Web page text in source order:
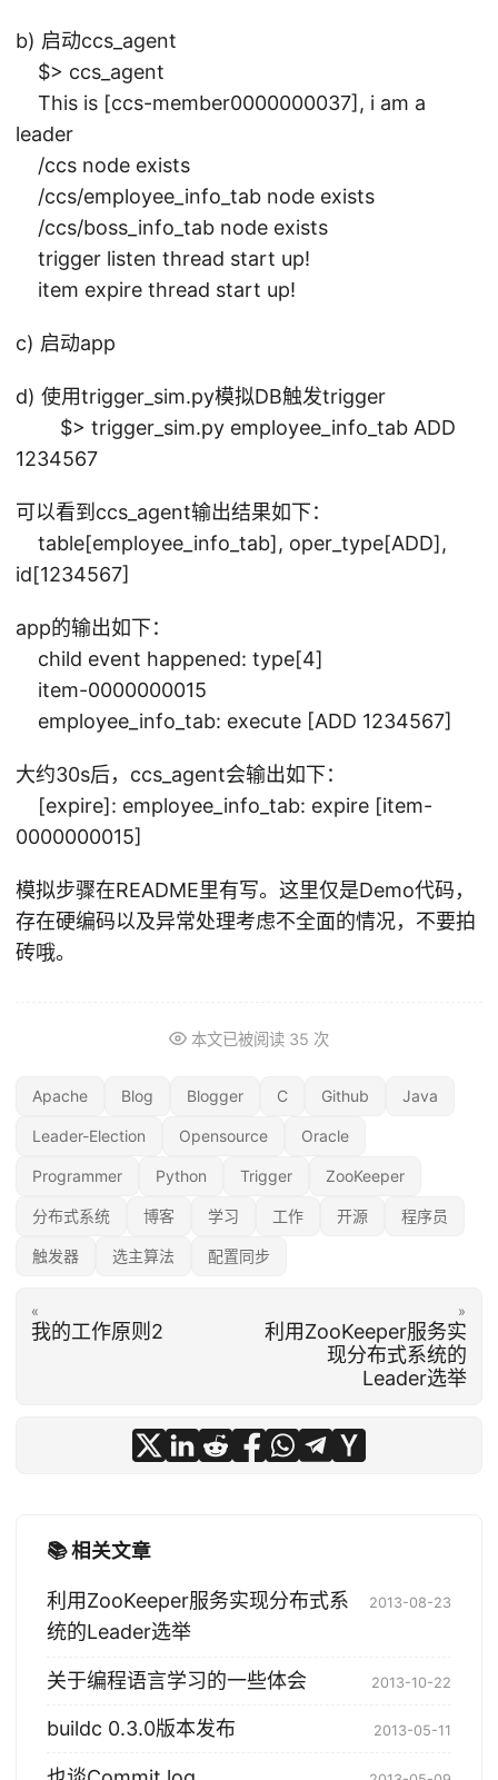
b) 启动ccs_agent
$> ccs_agent
This is [ccs-member0000000037], i am a
leader
/ccs node exists
/ccs/employee_info_tab node exists
/ccs/boss_info_tab node exists
trigger listen thread start up!
item expire thread start up!
c) 启动app
d) 使用trigger_sim.py模拟DB触发trigger
$> trigger_sim.py employee_info_tab ADD
1234567
可以看到ccs_agent输出结果如下：
table[employee_info_tab], oper_type[ADD],
id[1234567]
app的输出如下：
child event happened: type[4]
item-0000000015
employee_info_tab: execute [ADD 1234567]
大约30s后，ccs_agent会输出如下：
[expire]: employee_info_tab: expire [item-
0000000015]
模拟步骤在README里有写。这里仅是Demo代码，
存在硬编码以及异常处理考虑不全面的情况，不要拍
砖哦。
本文已被阅读 35 次
Apache Blog Blogger C Github Java
Leader-Election Opensource Oracle
Programmer Python Trigger ZooKeeper
分布式系统 博客 学习 工作 开源 程序员
触发器 选主算法 配置同步
«
我的工作原则2
»
利用ZooKeeper服务实
现分布式系统的
Leader选举
📚 相关文章
利用ZooKeeper服务实现分布式系
统的Leader选举
2013-08-23
关于编程语言学习的一些体会 2013-10-22
buildc 0.3.0版本发布 2013-05-11